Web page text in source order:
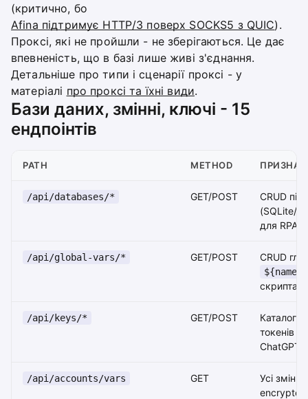
(критично, бо
Afina підтримує HTTP/3 поверх SOCKS5 з QUIC).
Проксі, які не пройшли - не зберігаються. Це дає
впевненість, що в базі лише живі з'єднання.
Детальніше про типи і сценарії проксі - у
матеріалі про проксі та їхні види.
Бази даних, змінні, ключі - 15
ендпоінтів
PATH METHOD
/api/databases/* GET/POST
CRUD
(SQLite/
для RPA-
/api/global-vars/* GET/POST CRUD
${name}
скриптах
/api/keys/* GET/POST
Каталог
токенів
ChatGPT)
/api/accounts/vars GET
Усі